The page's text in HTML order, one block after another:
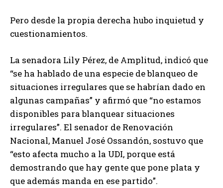
Pero desde la propia derecha hubo inquietud y
cuestionamientos.
La senadora Lily Pérez, de Amplitud, indicó que
“se ha hablado de una especie de blanqueo de
situaciones irregulares que se habrían dado en
algunas campañas” y afirmó que “no estamos
disponibles para blanquear situaciones
irregulares”. El senador de Renovación
Nacional, Manuel José Ossandón, sostuvo que
“esto afecta mucho a la UDI, porque está
demostrando que hay gente que pone plata y
que además manda en ese partido”.